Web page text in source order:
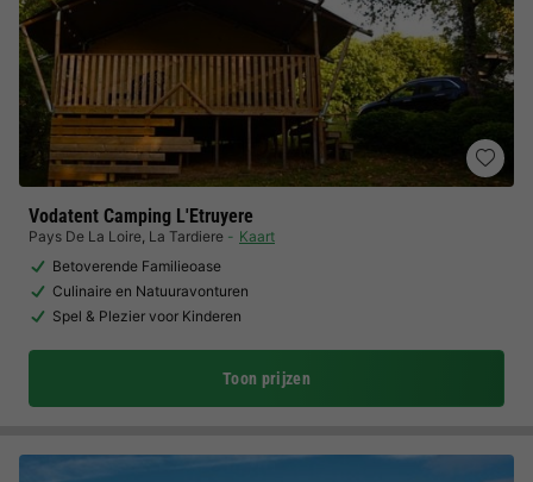
Vodatent Camping L'Etruyere
Pays De La Loire, La Tardiere
Kaart
Betoverende Familieoase
Culinaire en Natuuravonturen
Spel & Plezier voor Kinderen
Toon prijzen